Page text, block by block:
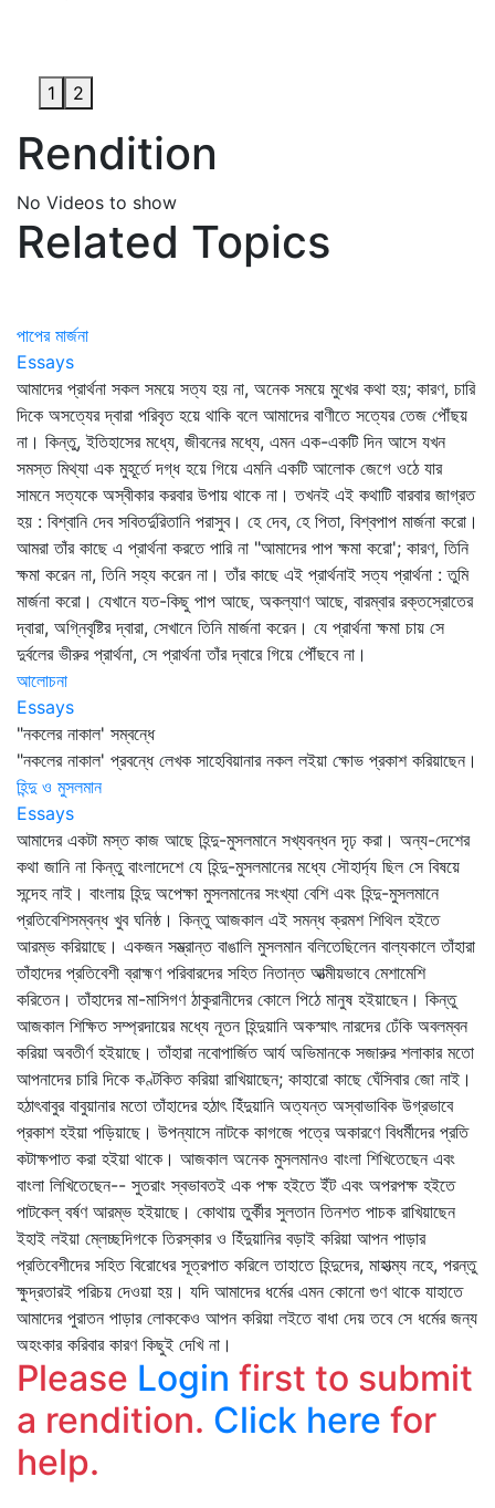
1 2
Rendition
No Videos to show
Related Topics
পাপের মার্জনা
Essays
আমাদের প্রার্থনা সকল সময়ে সত্য হয় না, অনেক সময়ে মুখের কথা হয়; কারণ, চারি
দিকে অসত্যের দ্বারা পরিবৃত হয়ে থাকি বলে আমাদের বাণীতে সত্যের তেজ পৌঁছয়
না। কিন্তু, ইতিহাসের মধ্যে, জীবনের মধ্যে, এমন এক-একটি দিন আসে যখন
সমস্ত মিথ্যা এক মুহূর্তে দগ্ধ হয়ে গিয়ে এমনি একটি আলোক জেগে ওঠে যার
সামনে সত্যকে অস্বীকার করবার উপায় থাকে না। তখনই এই কথাটি বারবার জাগ্রত
হয় : বিশ্বানি দেব সবিতর্দুরিতানি পরাসুব। হে দেব, হে পিতা, বিশ্বপাপ মার্জনা করো।
আমরা তাঁর কাছে এ প্রার্থনা করতে পারি না "আমাদের পাপ ক্ষমা করো'; কারণ, তিনি
ক্ষমা করেন না, তিনি সহ্য করেন না। তাঁর কাছে এই প্রার্থনাই সত্য প্রার্থনা : তুমি
মার্জনা করো। যেখানে যত-কিছু পাপ আছে, অকল্যাণ আছে, বারম্বার রক্তস্রোতের
দ্বারা, অগ্নিবৃষ্টির দ্বারা, সেখানে তিনি মার্জনা করেন। যে প্রার্থনা ক্ষমা চায় সে
দুর্বলের ভীরুর প্রার্থনা, সে প্রার্থনা তাঁর দ্বারে গিয়ে পৌঁছবে না।
আলোচনা
Essays
"নকলের নাকাল' সম্বন্ধে
"নকলের নাকাল' প্রবন্ধে লেখক সাহেবিয়ানার নকল লইয়া ক্ষোভ প্রকাশ করিয়াছেন।
হিন্দু ও মুসলমান
Essays
আমাদের একটা মস্ত কাজ আছে হিন্দু-মুসলমানে সখ্যবন্ধন দৃঢ় করা। অন্য-দেশের
কথা জানি না কিন্তু বাংলাদেশে যে হিন্দু-মুসলমানের মধ্যে সৌহার্দ্য ছিল সে বিষয়ে
সন্দেহ নাই। বাংলায় হিন্দু অপেক্ষা মুসলমানের সংখ্যা বেশি এবং হিন্দু-মুসলমানে
প্রতিবেশিসম্বন্ধ খুব ঘনিষ্ঠ। কিন্তু আজকাল এই সমন্ধ ক্রমশ শিথিল হইতে
আরম্ভ করিয়াছে। একজন সম্ভ্রান্ত বাঙালি মুসলমান বলিতেছিলেন বাল্যকালে তাঁহারা
তাঁহাদের প্রতিবেশী ব্রাহ্মণ পরিবারদের সহিত নিতান্ত আত্মীয়ভাবে মেশামেশি
করিতেন। তাঁহাদের মা-মাসিগণ ঠাকুরানীদের কোলে পিঠে মানুষ হইয়াছেন। কিন্তু
আজকাল শিক্ষিত সম্প্রদায়ের মধ্যে নূতন হিন্দুয়ানি অকস্মাৎ নারদের ঢেঁকি অবলম্বন
করিয়া অবতীর্ণ হইয়াছে। তাঁহারা নবোপার্জিত আর্য অভিমানকে সজারুর শলাকার মতো
আপনাদের চারি দিকে কণ্টকিত করিয়া রাখিয়াছেন; কাহারো কাছে ঘেঁসিবার জো নাই।
হঠাৎবাবুর বাবুয়ানার মতো তাঁহাদের হঠাৎ হিঁদুয়ানি অত্যন্ত অস্বাভাবিক উগ্রভাবে
প্রকাশ হইয়া পড়িয়াছে। উপন্যাসে নাটকে কাগজে পত্রে অকারণে বিধর্মীদের প্রতি
কটাক্ষপাত করা হইয়া থাকে। আজকাল অনেক মুসলমানও বাংলা শিখিতেছেন এবং
বাংলা লিখিতেছেন-- সুতরাং স্বভাবতই এক পক্ষ হইতে ইঁট এবং অপরপক্ষ হইতে
পাটকেল্‌ বর্ষণ আরম্ভ হইয়াছে। কোথায় তুর্কীর সুলতান তিনশত পাচক রাখিয়াছেন
ইহাই লইয়া ম্লেচ্ছদিগকে তিরস্কার ও হিঁদুয়ানির বড়াই করিয়া আপন পাড়ার
প্রতিবেশীদের সহিত বিরোধের সূত্রপাত করিলে তাহাতে হিন্দুদের, মাহাত্ম্য নহে, পরন্তু
ক্ষুদ্রতারই পরিচয় দেওয়া হয়। যদি আমাদের ধর্মের এমন কোনো গুণ থাকে যাহাতে
আমাদের পুরাতন পাড়ার লোককেও আপন করিয়া লইতে বাধা দেয় তবে সে ধর্মের জন্য
অহংকার করিবার কারণ কিছুই দেখি না।
Please Login first to submit
a rendition. Click here for
help.